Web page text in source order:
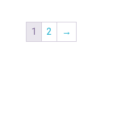
1 2 →